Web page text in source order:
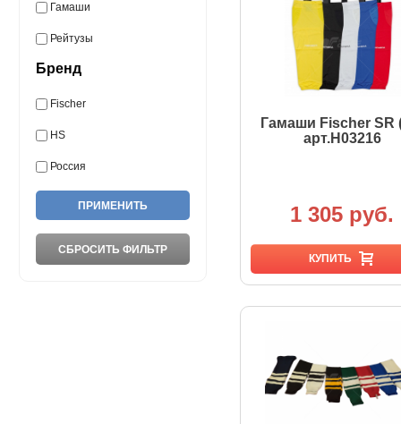
Гамаши
Рейтузы
Бренд
Fischer
HS
Россия
Гамаши Fischer SR
арт.H03216
1 305 руб.
КУПИТЬ